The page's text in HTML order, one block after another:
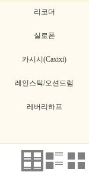
리코더
실로폰
카시시(Caxixi)
레인스틱/오션드럼
레버리하프